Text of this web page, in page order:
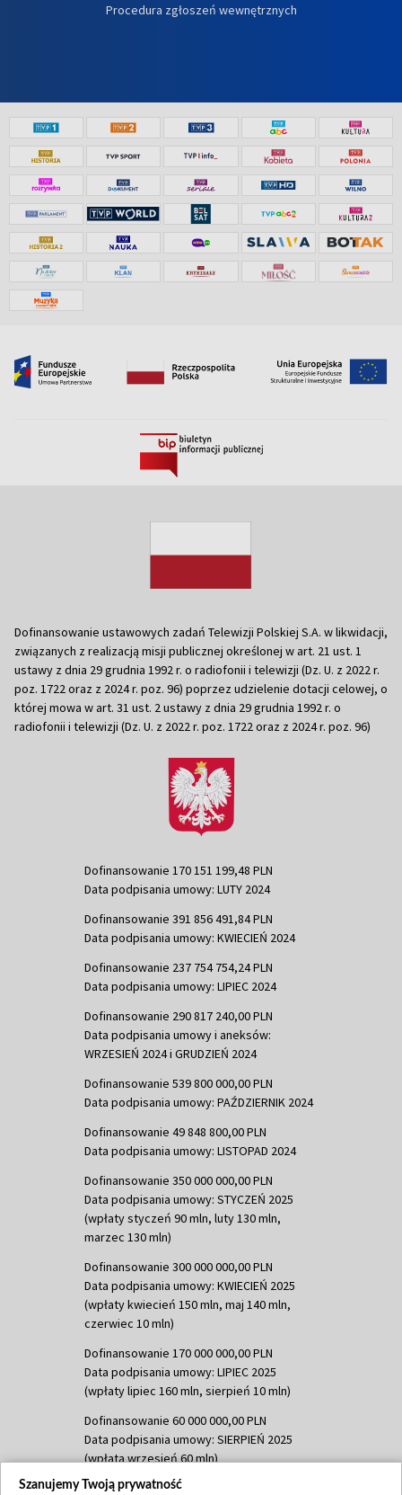
Procedura zgłoszeń wewnętrznych
Dofinansowanie ustawowych zadań Telewizji Polskiej S.A. w likwidacji,
związanych z realizacją misji publicznej określonej w art. 21 ust. 1
ustawy z dnia 29 grudnia 1992 r. o radiofonii i telewizji (Dz. U. z 2022 r.
poz. 1722 oraz z 2024 r. poz. 96) poprzez udzielenie dotacji celowej, o
której mowa w art. 31 ust. 2 ustawy z dnia 29 grudnia 1992 r. o
radiofonii i telewizji (Dz. U. z 2022 r. poz. 1722 oraz z 2024 r. poz. 96)
Dofinansowanie 170 151 199,48 PLN
Data podpisania umowy: LUTY 2024
Dofinansowanie 391 856 491,84 PLN
Data podpisania umowy: KWIECIEŃ 2024
Dofinansowanie 237 754 754,24 PLN
Data podpisania umowy: LIPIEC 2024
Dofinansowanie 290 817 240,00 PLN
Data podpisania umowy i aneksów:
WRZESIEŃ 2024 i GRUDZIEŃ 2024
Dofinansowanie 539 800 000,00 PLN
Data podpisania umowy: PAŹDZIERNIK 2024
Dofinansowanie 49 848 800,00 PLN
Data podpisania umowy: LISTOPAD 2024
Dofinansowanie 350 000 000,00 PLN
Data podpisania umowy: STYCZEŃ 2025
(wpłaty styczeń 90 mln, luty 130 mln,
marzec 130 mln)
Dofinansowanie 300 000 000,00 PLN
Data podpisania umowy: KWIECIEŃ 2025
(wpłaty kwiecień 150 mln, maj 140 mln,
czerwiec 10 mln)
Dofinansowanie 170 000 000,00 PLN
Data podpisania umowy: LIPIEC 2025
(wpłaty lipiec 160 mln, sierpień 10 mln)
Dofinansowanie 60 000 000,00 PLN
Data podpisania umowy: SIERPIEŃ 2025
(wpłata wrzesień 60 mln)
Dofinansowanie 635 783 051,21 PLN
Szanujemy Twoją prywatność